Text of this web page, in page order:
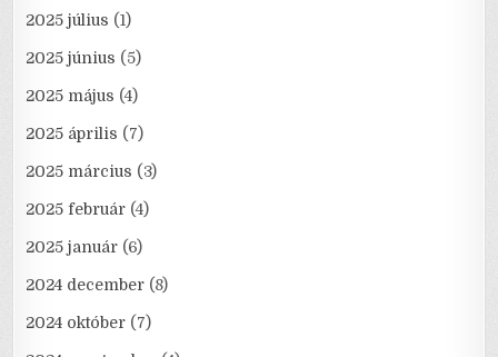
2025 július (1)
2025 június (5)
2025 május (4)
2025 április (7)
2025 március (3)
2025 február (4)
2025 január (6)
2024 december (8)
2024 október (7)